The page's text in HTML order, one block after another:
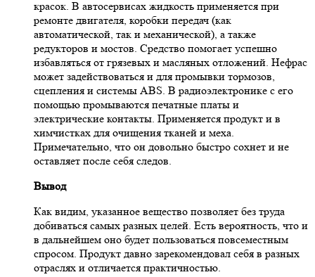
красок. В автосервисах жидкость применяется при
ремонте двигателя, коробки передач (как
автоматической, так и механической), а также
редукторов и мостов. Средство помогает успешно
избавляться от грязевых и масляных отложений. Нефрас
может задействоваться и для промывки тормозов,
сцепления и системы ABS. В радиоэлектронике с его
помощью промываются печатные платы и
электрические контакты. Применяется продукт и в
химчистках для очищения тканей и меха.
Примечательно, что он довольно быстро сохнет и не
оставляет после себя следов.
Вывод
Как видим, указанное вещество позволяет без труда
добиваться самых разных целей. Есть вероятность, что и
в дальнейшем оно будет пользоваться повсеместным
спросом. Продукт давно зарекомендовал себя в разных
отраслях и отличается практичностью.